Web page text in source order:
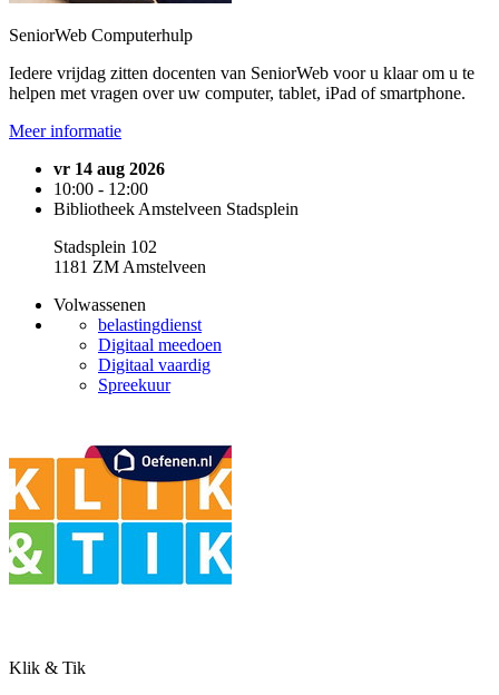
SeniorWeb Computerhulp
Iedere vrijdag zitten docenten van SeniorWeb voor u klaar om u te
helpen met vragen over uw computer, tablet, iPad of smartphone.
Meer informatie
vr 14 aug 2026
10:00 - 12:00
Bibliotheek Amstelveen Stadsplein
Stadsplein 102
1181 ZM Amstelveen
Volwassenen
belastingdienst
Digitaal meedoen
Digitaal vaardig
Spreekuur
Klik & Tik